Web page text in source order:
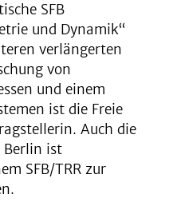
SFB
und Dynamik“
verlängerten
von
und einem
ist die Freie
Auch die
ist
SFB/TRR zur